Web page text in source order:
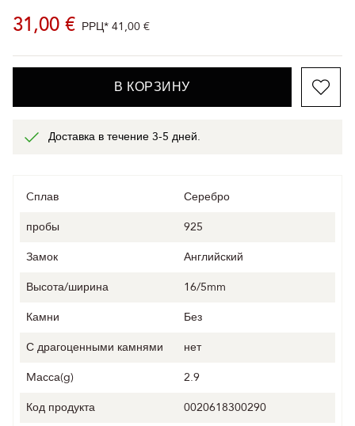
31,00 € РРЦ* 41,00 €
В КОРЗИНУ
Доставка в течение 3-5 дней.
Cплав
Серебро
пробы
925
Замок
Английский
Высота/ширина
16/5mm
Камни
Без
С драгоценными камнями
нет
Mасса(g)
2.9
Код продукта
0020618300290